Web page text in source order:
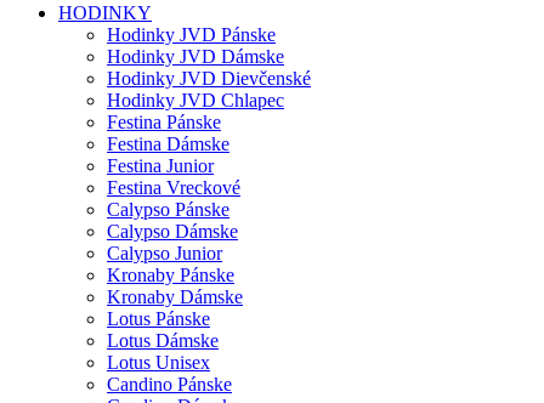
HODINKY
Hodinky JVD Pánske
Hodinky JVD Dámske
Hodinky JVD Dievčenské
Hodinky JVD Chlapec
Festina Pánske
Festina Dámske
Festina Junior
Festina Vreckové
Calypso Pánske
Calypso Dámske
Calypso Junior
Kronaby Pánske
Kronaby Dámske
Lotus Pánske
Lotus Dámske
Lotus Unisex
Candino Pánske